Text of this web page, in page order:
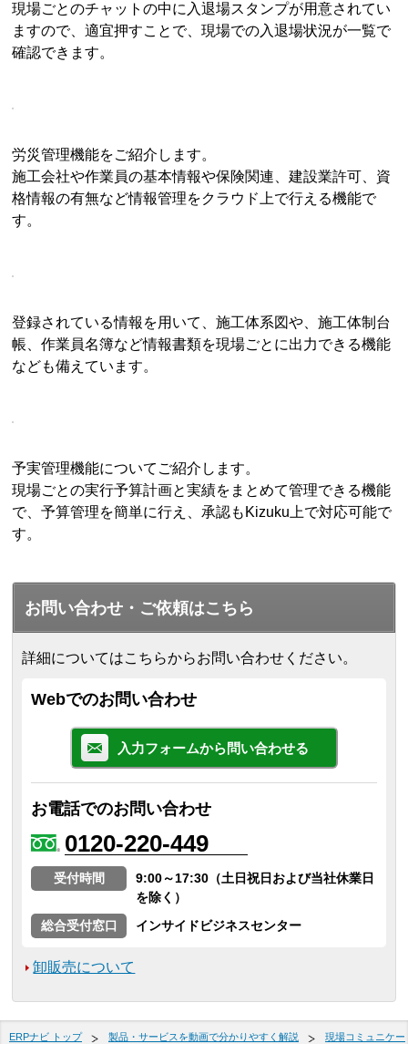
現場ごとのチャットの中に入退場スタンプが用意されてい
ますので、適宜押すことで、現場での入退場状況が一覧で
確認できます。
労災管理機能をご紹介します。
施工会社や作業員の基本情報や保険関連、建設業許可、資
格情報の有無など情報管理をクラウド上で行える機能で
す。
登録されている情報を用いて、施工体系図や、施工体制台
帳、作業員名簿など情報書類を現場ごとに出力できる機能
なども備えています。
予実管理機能についてご紹介します。
現場ごとの実行予算計画と実績をまとめて管理できる機能
で、予算管理を簡単に行え、承認もKizuku上で対応可能で
す。
お問い合わせ・ご依頼はこちら
詳細についてはこちらからお問い合わせください。
Webでのお問い合わせ
入力フォームから問い合わせる
お電話でのお問い合わせ
0120-220-449
受付時間
9:00～17:30（土日祝日および当社休業日
を除く）
総合受付窓口
インサイドビジネスセンター
卸販売について
ERPナビ トップ 製品・サービスを動画で分かりやすく解説
現場コミュニケー